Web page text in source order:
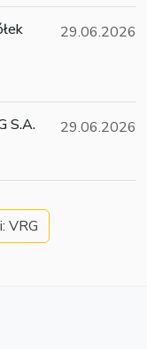
29.06.2026
S.A. 29.06.2026
VRG